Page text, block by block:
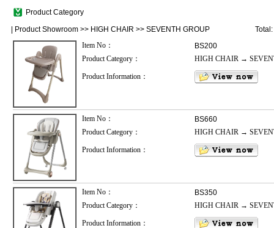
Product Category
Product Showroom >> HIGH CHAIR >> SEVENTH GROUP
Item No：
BS200
Product Category：
HIGH CHAIR →
Product Information：
Item No：
BS660
Product Category：
HIGH CHAIR →
Product Information：
Item No：
BS350
Product Category：
HIGH CHAIR →
Product Information：